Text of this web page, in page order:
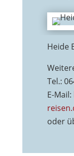
Heide
Tel.:
E-Mail:
oder